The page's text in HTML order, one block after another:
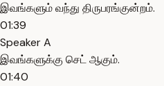
இவங்களும் வந்து திருபரங்குன்றம்.
01:39
Speaker A
இவங்களுக்கு செட் ஆகும்.
01:40